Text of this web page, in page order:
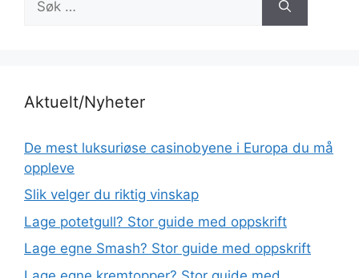
etter:
Aktuelt/Nyheter
De mest luksuriøse casinobyene i Europa du må
oppleve
Slik velger du riktig vinskap
Lage potetgull? Stor guide med oppskrift
Lage egne Smash? Stor guide med oppskrift